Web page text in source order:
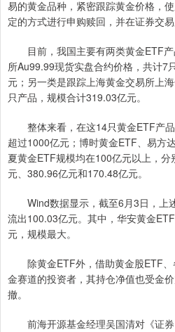
易的黄金品种，紧密跟踪黄金价格，
定的方式进行申购赎回，并在证券交
目前，我国主要有两类黄金ETF产
所Au99.99现货实盘合约价格，共计7
元；另一类是跟踪上海黄金交易所上
只产品，规模合计319.03亿元。
整体来看，在这14只黄金ETF产品
超过1000亿元；博时黄金ETF、易方
夏黄金ETF规模均在100亿元以上，
元、380.96亿元和170.48亿元。
Wind数据显示，截至6月3日，上
流出100.03亿元。其中，华安黄金
元，规模最大。
除黄金ETF外，借助黄金股ETF、
金赛道的投资者，其持仓净值也受金
撤。
前海开源基金经理吴国清对《证券